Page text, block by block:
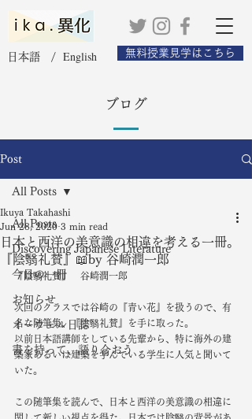
日本語 / English 無料授業見学はこちら
ブログ
Post
All Posts
Discovering Japanese Literature
今日の一冊
お知らせ
オーウェル日誌
書を持って、語り合おう
All Posts
日本と西洋の美意識の相違を考える一冊。
『陰翳礼賛』📖by 谷崎潤一郎
Ikuya Takahashi
Jun 28, 2020 3 min read
『陰翳礼賛』　谷崎潤一郎
次回のクラスでは谷崎の『青い花』を扱うので、有
名な随筆集、『陰翳礼賛』を手に取った。
以前日本語講師をしている先輩から、特に海外の建
築家あるいは建築を学んでいる学生に人気と聞いて
いた。
この随筆集を読んで、日本と西洋の美意識の相違に